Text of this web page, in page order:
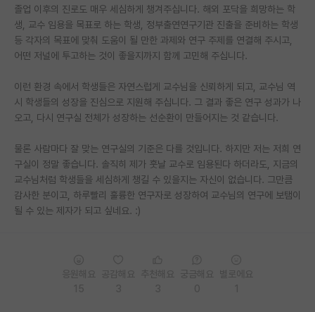
졸업 이후의 진로도 매우 세심하게 챙겨주십니다. 해외 포닥을 희망하는 학
생, 교수 임용을 목표로 하는 학생, 정부출연연구기관 진출을 준비하는 학생
등 각자의 목표에 맞춰 도움이 될 만한 과제와 연구 주제를 연결해 주시고,
어떤 저널에 투고하는 것이 좋을지까지 함께 고민해 주십니다.
이런 환경 속에서 학생들은 자연스럽게 교수님을 신뢰하게 되고, 교수님 역
시 학생들의 성장을 진심으로 지원해 주십니다. 그 결과 좋은 연구 성과가 나
오고, 다시 연구실 전체가 성장하는 선순환이 만들어지는 것 같습니다.
물론 사람마다 잘 맞는 연구실의 기준은 다를 것입니다. 하지만 저는 저희 연
구실이 정말 좋습니다. 솔직히 제가 훗날 교수로 임용된다 하더라도, 지금의
교수님처럼 학생들을 세심하게 챙길 수 있을지는 자신이 없습니다. 그만큼
감사한 분이고, 하루빨리 훌륭한 연구자로 성장하여 교수님의 연구에 보탬이
될 수 있는 제자가 되고 싶네요. :)